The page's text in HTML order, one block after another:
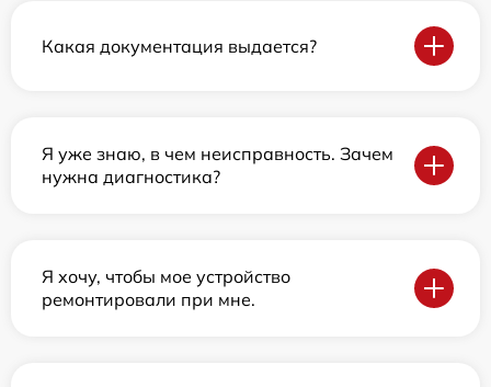
Какая документация выдается?
Я уже знаю, в чем неисправность. Зачем
нужна диагностика?
Я хочу, чтобы мое устройство
ремонтировали при мне.